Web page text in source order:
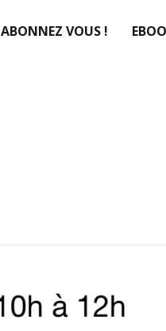
ABONNEZ VOUS !